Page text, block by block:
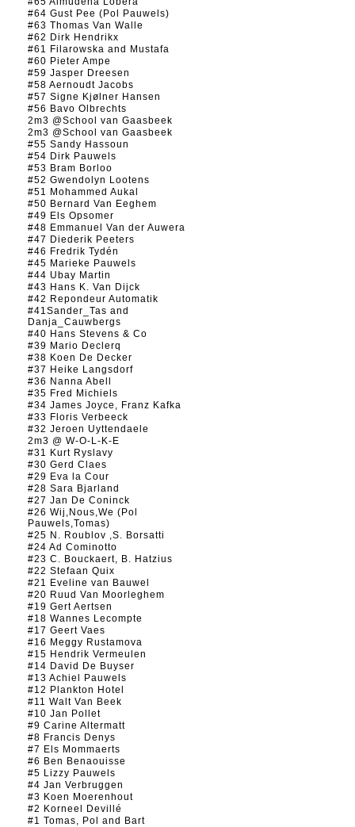
#64 Gust Pee (Pol Pauwels)
#63 Thomas Van Walle
#62 Dirk Hendrikx
#61 Filarowska and Mustafa
#60 Pieter Ampe
#59 Jasper Dreesen
#58 Aernoudt Jacobs
#57 Signe Kjølner Hansen
#56 Bavo Olbrechts
2m3 @School van Gaasbeek
2m3 @School van Gaasbeek
#55 Sandy Hassoun
#54 Dirk Pauwels
#53 Bram Borloo
#52 Gwendolyn Lootens
#51 Mohammed Aukal
#50 Bernard Van Eeghem
#49 Els Opsomer
#48 Emmanuel Van der Auwera
#47 Diederik Peeters
#46 Fredrik Tydén
#45 Marieke Pauwels
#44 Ubay Martin
#43 Hans K. Van Dijck
#42 Repondeur Automatik
#41Sander_Tas and
Danja_Cauwbergs
#40 Hans Stevens & Co
#39 Mario Declerq
#38 Koen De Decker
#37 Heike Langsdorf
#36 Nanna Abell
#35 Fred Michiels
#34 James Joyce, Franz Kafka
#33 Floris Verbeeck
#32 Jeroen Uyttendaele
2m3 @ W-O-L-K-E
#31 Kurt Ryslavy
#30 Gerd Claes
#29 Eva la Cour
#28 Sara Bjarland
#27 Jan De Coninck
#26 Wij,Nous,We (Pol
Pauwels,Tomas)
#25 N. Roublov ,S. Borsatti
#24 Ad Cominotto
#23 C. Bouckaert, B. Hatzius
#22 Stefaan Quix
#21 Eveline van Bauwel
#20 Ruud Van Moorleghem
#19 Gert Aertsen
#18 Wannes Lecompte
#17 Geert Vaes
#16 Meggy Rustamova
#15 Hendrik Vermeulen
#14 David De Buyser
#13 Achiel Pauwels
#12 Plankton Hotel
#11 Walt Van Beek
#10 Jan Pollet
#9 Carine Altermatt
#8 Francis Denys
#7 Els Mommaerts
#6 Ben Benaouisse
#5 Lizzy Pauwels
#4 Jan Verbruggen
#3 Koen Moerenhout
#2 Korneel Devillé
#1 Tomas, Pol and Bart